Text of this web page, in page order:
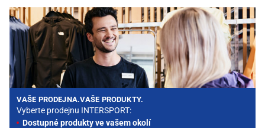
VAŠE PRODEJNA.VAŠE PRODUKTY.
Vyberte prodejnu INTERSPORT:
Dostupné produkty ve vašem okolí